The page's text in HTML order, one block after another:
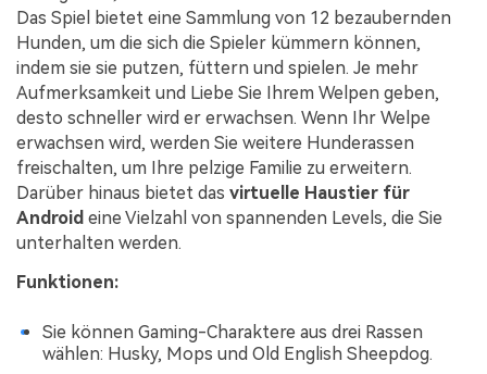
Das Spiel bietet eine Sammlung von 12 bezaubernden
Hunden, um die sich die Spieler kümmern können,
indem sie sie putzen, füttern und spielen. Je mehr
Aufmerksamkeit und Liebe Sie Ihrem Welpen geben,
desto schneller wird er erwachsen. Wenn Ihr Welpe
erwachsen wird, werden Sie weitere Hunderassen
freischalten, um Ihre pelzige Familie zu erweitern.
Darüber hinaus bietet das virtuelle Haustier für
Android eine Vielzahl von spannenden Levels, die Sie
unterhalten werden.
Funktionen:
Sie können Gaming-Charaktere aus drei Rassen
wählen: Husky, Mops und Old English Sheepdog.